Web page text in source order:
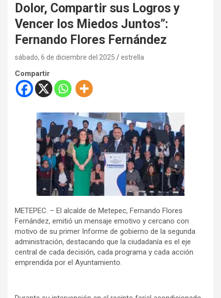
Dolor, Compartir sus Logros y
Vencer los Miedos Juntos”:
Fernando Flores Fernández
sábado, 6 de diciembre del 2025 estrella
Compartir
METEPEC. – El alcalde de Metepec, Fernando Flores
Fernández, emitió un mensaje emotivo y cercano con
motivo de su primer Informe de gobierno de la segunda
administración, destacando que la ciudadanía es el eje
central de cada decisión, cada programa y cada acción
emprendida por el Ayuntamiento.